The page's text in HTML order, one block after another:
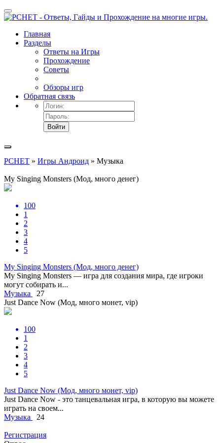
Главная
Разделы
Ответы на Игры
Прохождение
Советы
Обзоры игр
Обратная связь
Войти
PCHET » Игры Андроид » Музыка
My Singing Monsters (Мод, много денег)
100
1
2
3
4
5
My Singing Monsters (Мод, много денег)
My Singing Monsters — игра для создания мира, где игроки
могут собирать и...
Музыка
27
Just Dance Now (Мод, много монет, vip)
100
1
2
3
4
5
Just Dance Now (Мод, много монет, vip)
Just Dance Now - это танцевальная игра, в которую вы можете
играть на своем...
Музыка
24
Регистрация